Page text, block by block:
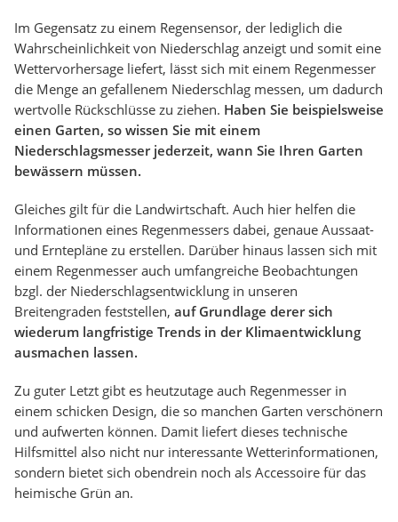
Im Gegensatz zu einem Regensensor, der lediglich die
Wahrscheinlichkeit von Niederschlag anzeigt und somit eine
Wettervorhersage liefert, lässt sich mit einem Regenmesser
die Menge an gefallenem Niederschlag messen, um dadurch
wertvolle Rückschlüsse zu ziehen. Haben Sie beispielsweise
einen Garten, so wissen Sie mit einem
Niederschlagsmesser jederzeit, wann Sie Ihren Garten
bewässern müssen.
Gleiches gilt für die Landwirtschaft. Auch hier helfen die
Informationen eines Regenmessers dabei, genaue Aussaat-
und Erntepläne zu erstellen. Darüber hinaus lassen sich mit
einem Regenmesser auch umfangreiche Beobachtungen
bzgl. der Niederschlagsentwicklung in unseren
Breitengraden feststellen, auf Grundlage derer sich
wiederum langfristige Trends in der Klimaentwicklung
ausmachen lassen.
Zu guter Letzt gibt es heutzutage auch Regenmesser in
einem schicken Design, die so manchen Garten verschönern
und aufwerten können. Damit liefert dieses technische
Hilfsmittel also nicht nur interessante Wetterinformationen,
sondern bietet sich obendrein noch als Accessoire für das
heimische Grün an.